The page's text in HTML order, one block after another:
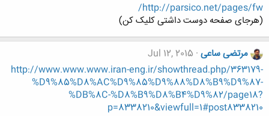
http://parsico.net/pages/fw/
(هرجای صفحه دوست داشتی کلیک کن)
مرتضی ساعی Jul 12, 2015
http://www.www.www.iran-eng.ir/showthread.php/363179-
%D9%85%D8%AC%D9%85%D9%88%D8%B9%D9%87-
%DB%8C-%D8%B9%D8%B4%D9%82/page18?
p=8338210&viewfull=1#post8338210